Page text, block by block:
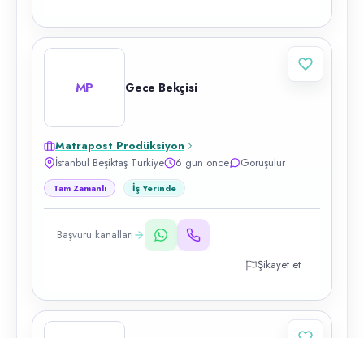
MP Gece Bekçisi
Matrapost Prodüksiyon
İstanbul Beşiktaş Türkiye
6 gün önce Görüşülür
Tam Zamanlı İş Yerinde
Başvuru kanalları
Şikayet et